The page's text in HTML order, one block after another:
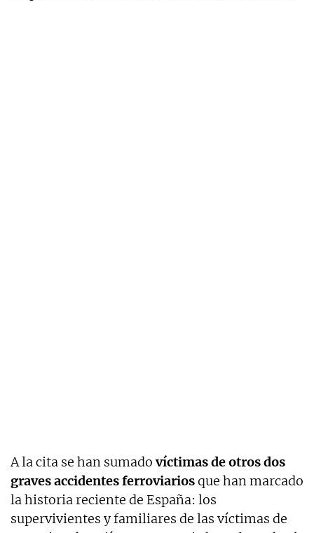
A la cita se han sumadovíctimas de otros dos
graves accidentes ferroviariosque han marcado
la historia reciente de España: los
supervivientes y familiares de las víctimas de